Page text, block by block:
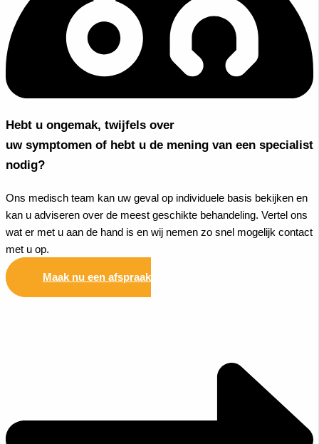
Hebt u ongemak, twijfels over
uw symptomen of hebt u de mening van een specialist
nodig?
Ons medisch team kan uw geval op individuele basis bekijken en
kan u adviseren over de meest geschikte behandeling. Vertel ons
wat er met u aan de hand is en wij nemen zo snel mogelijk contact
met u op.
Maak nu een afspraak